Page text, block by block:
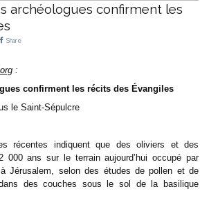
archéologues confirment les
Share
:
confirment les récits des Évangiles
le Saint-Sépulcre
récentes indiquent que des oliviers et des
ans sur le terrain aujourd’hui occupé par
à Jérusalem, selon des études de pollen et de
des couches sous le sol de la basilique